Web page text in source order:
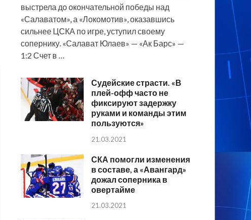
выстрела до окончательной победы над
«Салаватом», а «Локомотив», оказавшись
сильнее ЦСКА по игре, уступил своему
сопернику. «Салават Юлаев» — «Ак Барс» —
1:2 Счет в …
Судейские страсти. «В
плей-офф часто не
фиксируют задержку
руками и команды этим
пользуются»
21.03.2021
СКА помогли изменения
в составе, а «Авангард»
дожал соперника в
овертайме
21.03.2021